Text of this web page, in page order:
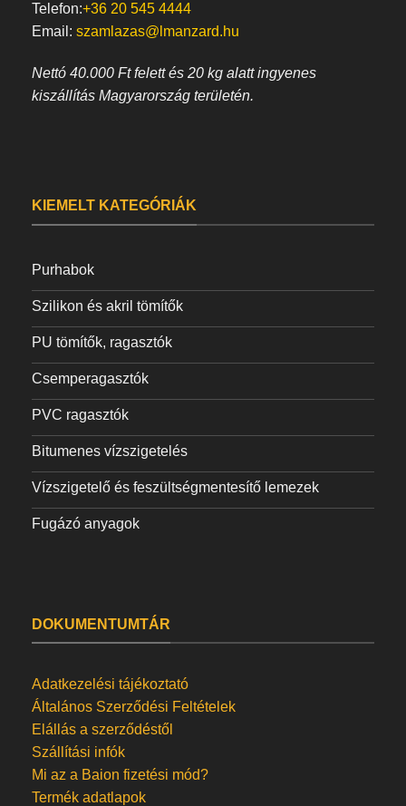
Telefon:+36 20 545 4444
Email: szamlazas@lmanzard.hu
Nettó 40.000 Ft felett és 20 kg alatt ingyenes
kiszállítás Magyarország területén.
KIEMELT KATEGÓRIÁK
Purhabok
Szilikon és akril tömítők
PU tömítők, ragasztók
Csemperagasztók
PVC ragasztók
Bitumenes vízszigetelés
Vízszigetelő és feszültségmentesítő lemezek
Fugázó anyagok
DOKUMENTUMTÁR
Adatkezelési tájékoztató
Általános Szerződési Feltételek
Elállás a szerződéstől
Szállítási infók
Mi az a Baion fizetési mód?
Termék adatlapok